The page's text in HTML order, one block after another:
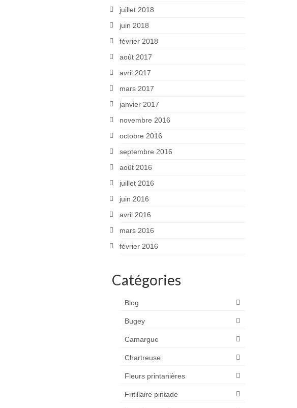
juillet 2018
juin 2018
février 2018
août 2017
avril 2017
mars 2017
janvier 2017
novembre 2016
octobre 2016
septembre 2016
août 2016
juillet 2016
juin 2016
avril 2016
mars 2016
février 2016
Catégories
Blog
Bugey
Camargue
Chartreuse
Fleurs printanières
Fritillaire pintade